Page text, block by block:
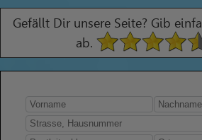
Gefällt Dir unsere Seite? Gib
ab.